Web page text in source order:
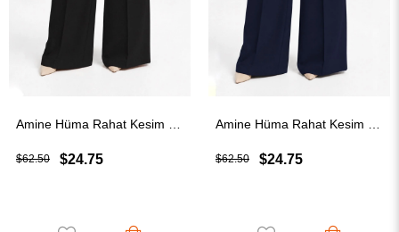
$24.75
$62.50 $24.75
$62.50